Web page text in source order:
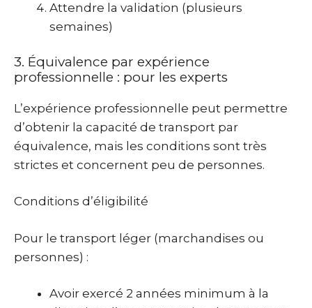
Attendre la validation (plusieurs
semaines)
3. Équivalence par expérience
professionnelle : pour les experts
L’expérience professionnelle peut permettre
d’obtenir la capacité de transport par
équivalence, mais les conditions sont très
strictes et concernent peu de personnes.
Conditions d’éligibilité
Pour le transport léger (marchandises ou
personnes) :
Avoir exercé 2 années minimum à la